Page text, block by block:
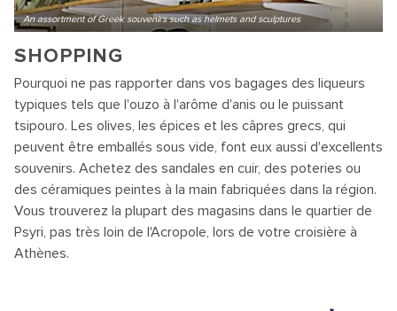
An assortment of Greek souvenirs such as helmets and sculptures
SHOPPING
Pourquoi ne pas rapporter dans vos bagages des liqueurs
typiques tels que l'ouzo à l'arôme d'anis ou le puissant
tsipouro. Les olives, les épices et les câpres grecs, qui
peuvent être emballés sous vide, font eux aussi d'excellents
souvenirs. Achetez des sandales en cuir, des poteries ou
des céramiques peintes à la main fabriquées dans la région.
Vous trouverez la plupart des magasins dans le quartier de
Psyri, pas très loin de l'Acropole, lors de votre croisière à
Athènes.